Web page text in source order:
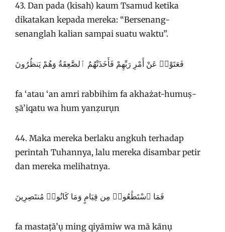
43. Dan pada (kisah) kaum Tsamud ketika
dikatakan kepada mereka: “Bersenang-
senanglah kalian sampai suatu waktu”.
فَعَتَوْا۟ عَنْ أَمْرِ رَبِّهِمْ فَأَخَذَتْهُمُ ٱلصَّٰعِقَةُ وَهُمْ يَنظُرُونَ
fa ‘atau ‘an amri rabbihim fa akhażat-humuṣ-
ṣā’iqatu wa hum yanẓurụn
44. Maka mereka berlaku angkuh terhadap
perintah Tuhannya, lalu mereka disambar petir
dan mereka melihatnya.
فَمَا ٱسْتَطَٰعُوا۟ مِن قِيَامٍ وَمَا كَانُوا۟ مُنتَصِرِينَ
fa mastaṭā’ụ ming qiyāmiw wa mā kānụ